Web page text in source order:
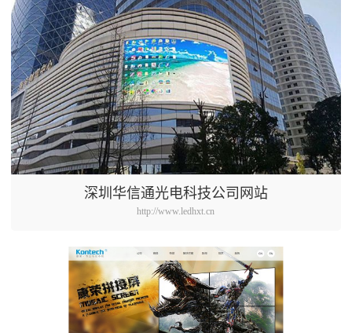
深圳华信通光电科技公司网站
http://www.ledhxt.cn